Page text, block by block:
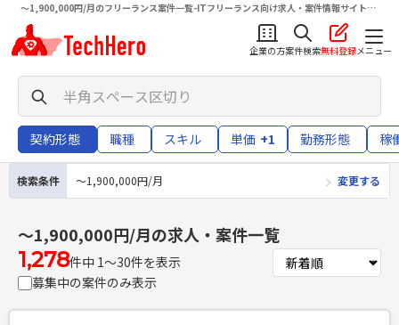
〜1,900,000円/月のフリーランス案件一覧-ITフリーランス向け求人・案件情報サイトテ
クヒロ（TechHero）
企業の方案件検索無料登録メニュー
契約形態 職種 スキル 単価 +1 勤務形態 稼
検索条件 〜1,900,000円/月 変更する
〜1,900,000円/月の求人・案件一覧
1,278件中 1〜30件を表示
募集中の案件のみ表示